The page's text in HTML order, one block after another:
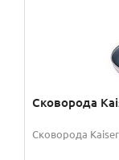
Сковорода
Сковорода